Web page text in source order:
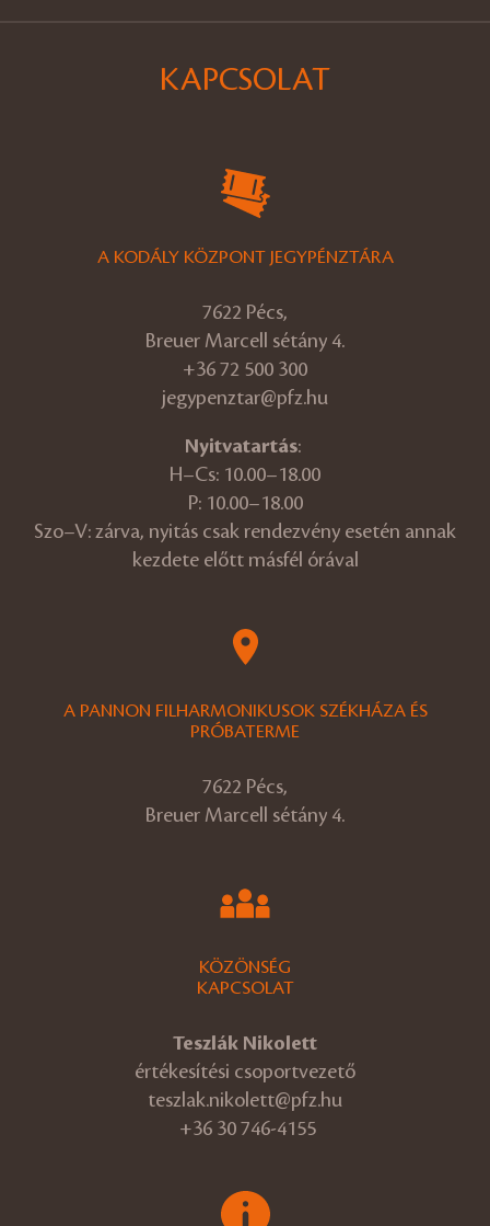
KAPCSOLAT
A KODÁLY KÖZPONT JEGYPÉNZTÁRA
7622 Pécs,
Breuer Marcell sétány 4.
+36 72 500 300
jegypenztar@pfz.hu
Nyitvatartás:
H–Cs: 10.00–18.00
P: 10.00–18.00
Szo–V: zárva, nyitás csak rendezvény esetén annak
kezdete előtt másfél órával
A PANNON FILHARMONIKUSOK SZÉKHÁZA ÉS
PRÓBATERME
7622 Pécs,
Breuer Marcell sétány 4.
KÖZÖNSÉG
KAPCSOLAT
Teszlák Nikolett
értékesítési csoportvezető
teszlak.nikolett@pfz.hu
+36 30 746-4155